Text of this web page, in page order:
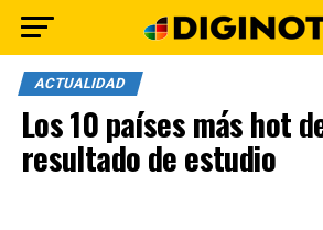
ACTUALIDAD
Los 10 países más hot
resultado de estudio